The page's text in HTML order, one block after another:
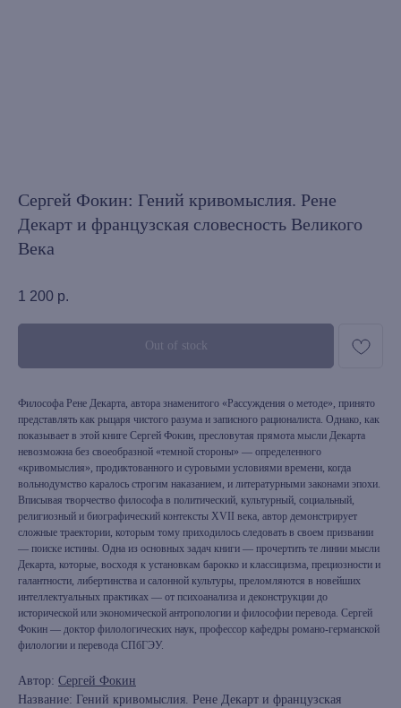
Сергей Фокин: Гений кривомыслия. Рене
Декарт и французская словесность Великого
Века
1 200 р.
Out of stock
Философа Рене Декарта, автора знаменитого «Рассуждения о методе», принято
представлять как рыцаря чистого разума и записного рационалиста. Однако, как
показывает в этой книге Сергей Фокин, пресловутая прямота мысли Декарта
невозможна без своеобразной «темной стороны» — определенного
«кривомыслия», продиктованного и суровыми условиями времени, когда
вольнодумство каралось строгим наказанием, и литературными законами эпохи.
Вписывая творчество философа в политический, культурный, социальный,
религиозный и биографический контексты XVII века, автор демонстрирует
сложные траектории, которым тому приходилось следовать в своем призвании
— поиске истины. Одна из основных задач книги — прочертить те линии мысли
Декарта, которые, восходя к установкам барокко и классицизма, прециозности и
галантности, либертинства и салонной культуры, преломляются в новейших
интеллектуальных практиках — от психоанализа и деконструкции до
исторической или экономической антропологии и философии перевода. Сергей
Фокин — доктор филологических наук, профессор кафедры романо-германской
филологии и перевода СПбГЭУ.
Автор: Сергей Фокин
Название: Гений кривомыслия. Рене Декарт и французская